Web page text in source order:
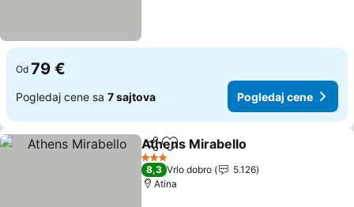
Od 79 €
Pogledaj cene sa 7 sajtova Pogledaj cene
Deli Dodati u favorite
Athens Mirabello
3 Zvezdice
8,3 Vrlo dobro
5.126
Atina